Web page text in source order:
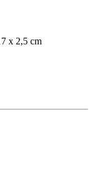
x 2,5 cm